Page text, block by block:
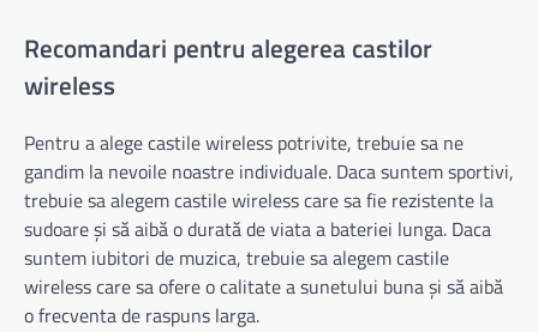
Recomandari pentru alegerea castilor
wireless
Pentru a alege castile wireless potrivite, trebuie sa ne
gandim la nevoile noastre individuale. Daca suntem sportivi,
trebuie sa alegem castile wireless care sa fie rezistente la
sudoare și să aibă o durată de viata a bateriei lunga. Daca
suntem iubitori de muzica, trebuie sa alegem castile
wireless care sa ofere o calitate a sunetului buna și să aibă
o frecventa de raspuns larga.